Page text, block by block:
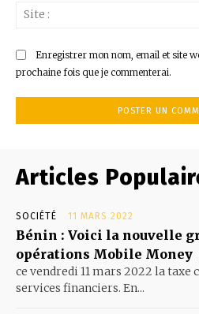
Enregistrer mon nom, email et site
prochaine fois que je commenterai.
Articles
SOCIÉTÉ 11 MARS 2022
Bénin : Voici la nouvelle
opérations Mobile Money
ce vendredi 11 mars 2022 la taxe
services financiers. En...